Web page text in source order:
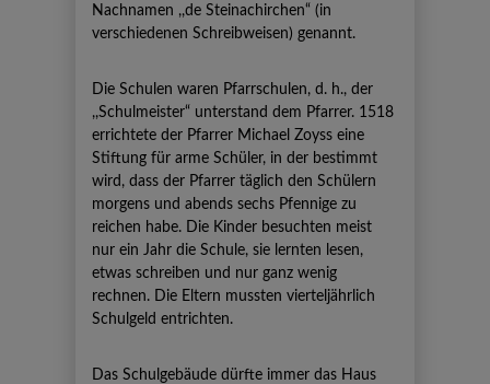
Nachnamen ,,de Steinachirchen“ (in
verschiedenen Schreibweisen) genannt.
Die Schulen waren Pfarrschulen, d. h., der
,,Schulmeister“ unterstand dem Pfarrer. 1518
errichtete der Pfarrer Michael Zoyss eine
Stiftung für arme Schüler, in der bestimmt
wird, dass der Pfarrer täglich den Schülern
morgens und abends sechs Pfennige zu
reichen habe. Die Kinder besuchten meist
nur ein Jahr die Schule, sie lernten lesen,
etwas schreiben und nur ganz wenig
rechnen. Die Eltern mussten vierteljährlich
Schulgeld entrichten.
Das Schulgebäude dürfte immer das Haus